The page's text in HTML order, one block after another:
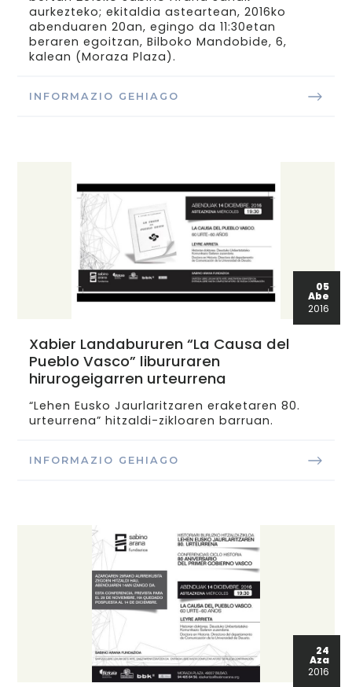
aurkezteko; ekitaldia asteartean, 2016ko
abenduaren 20an, egingo da 11:30etan
beraren egoitzan, Bilboko Mandobide, 6,
kalean (Moraza Plaza).
INFORMAZIO GEHIAGO
05
Abe
2016
Xabier Landabururen “La Causa del
Pueblo Vasco” libururaren
hirurogeigarren urteurrena
“Lehen Eusko Jaurlaritzaren eraketaren 80.
urteurrena” hitzaldi-zikloaren barruan.
INFORMAZIO GEHIAGO
24
Aza
2016